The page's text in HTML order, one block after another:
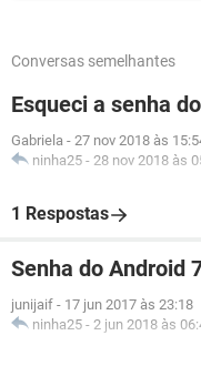
Conversas semelhantes
Esqueci a senha
Gabriela - 27 nov 2018 às
ninha25 - 28 nov 2018 às
1 Respostas
Senha do Android
junijaif - 17 jun 2017 às 23:18
ninha25 - 2 jun 2018 às